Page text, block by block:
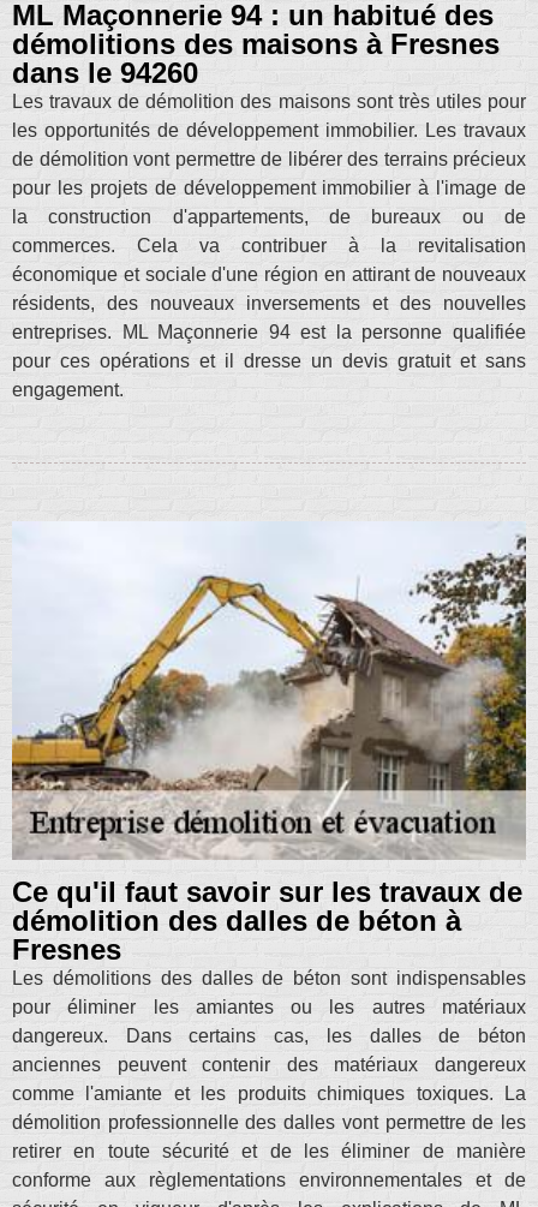
ML Maçonnerie 94 : un habitué des
démolitions des maisons à Fresnes
dans le 94260
Les travaux de démolition des maisons sont très utiles pour
les opportunités de développement immobilier. Les travaux
de démolition vont permettre de libérer des terrains précieux
pour les projets de développement immobilier à l'image de
la construction d'appartements, de bureaux ou de
commerces. Cela va contribuer à la revitalisation
économique et sociale d'une région en attirant de nouveaux
résidents, des nouveaux inversements et des nouvelles
entreprises. ML Maçonnerie 94 est la personne qualifiée
pour ces opérations et il dresse un devis gratuit et sans
engagement.
Ce qu'il faut savoir sur les travaux de
démolition des dalles de béton à
Fresnes
Les démolitions des dalles de béton sont indispensables
pour éliminer les amiantes ou les autres matériaux
dangereux. Dans certains cas, les dalles de béton
anciennes peuvent contenir des matériaux dangereux
comme l'amiante et les produits chimiques toxiques. La
démolition professionnelle des dalles vont permettre de les
retirer en toute sécurité et de les éliminer de manière
conforme aux règlementations environnementales et de